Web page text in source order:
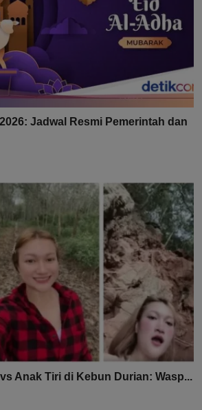
Jadwal Resmi Pemerintah dan
Anak Tiri di Kebun Durian: Wasp...